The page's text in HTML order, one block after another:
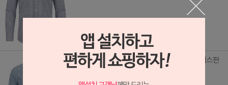
(DS260382) 마이크로 체크 와이셔츠 면폴리스판
/ 주문제작 남방 HONG 체크스판2
64,000원